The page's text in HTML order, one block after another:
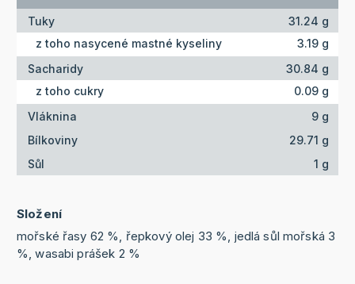
Tuky
31.24 g
z toho nasycené mastné kyseliny
3.19 g
Sacharidy
30.84 g
z toho cukry
0.09 g
Vláknina
9 g
Bílkoviny
29.71 g
Sůl
1 g
Složení
mořské řasy 62 %, řepkový olej 33 %, jedlá sůl mořská 3
%, wasabi prášek 2 %